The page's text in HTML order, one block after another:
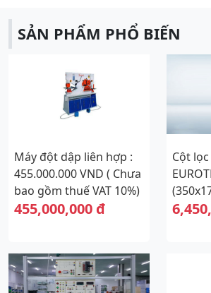
Máy đột dập liên hợp :
455.000.000 VND ( Chưa
bao gồm thuế VAT 10%)
455,000,000 đ
Cột
SẢN PHẨM PHỔ BIẾN